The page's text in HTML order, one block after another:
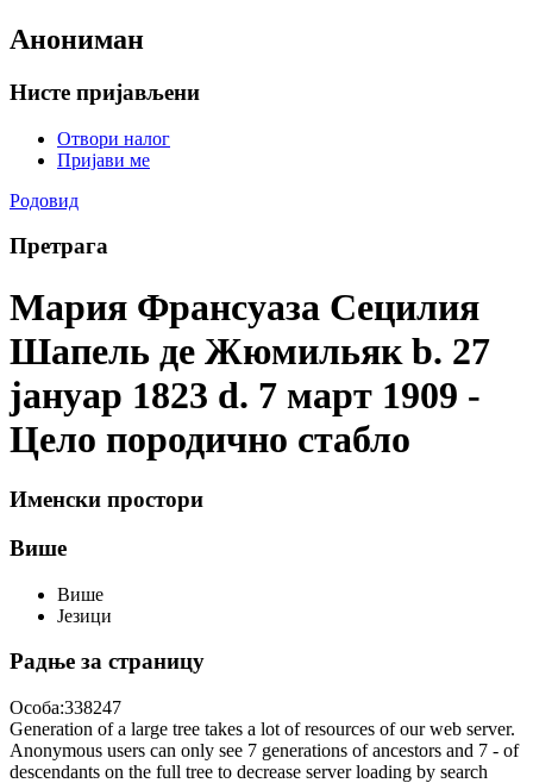
Анониман
Нисте пријављени
Отвори налог
Пријави ме
Родовид
Претрага
Мария Франсуаза Сецилия
Шапель де Жюмильяк b. 27
јануар 1823 d. 7 март 1909 -
Цело породично стабло
Именски простори
Више
Више
Језици
Радње за страницу
Особа:338247
Generation of a large tree takes a lot of resources of our web server.
Anonymous users can only see 7 generations of ancestors and 7 - of
descendants on the full tree to decrease server loading by search